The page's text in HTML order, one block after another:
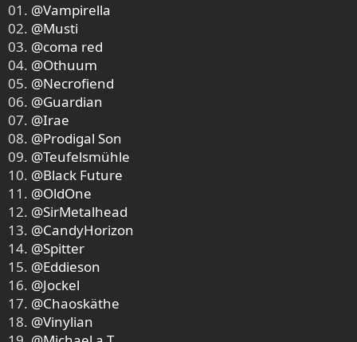
01. @Vampirella
02. @Musti
03. @coma red
04. @Othuum
05. @Necrofiend
06. @Guardian
07. @Irae
08. @Prodigal Son
09. @Teufelsmühle
10. @Black Future
11. @OldOne
12. @SirMetalhead
13. @CandyHorizon
14. @Spitter
15. @Eddieson
16. @Jockel
17. @Chaoskäthe
18. @Vinylian